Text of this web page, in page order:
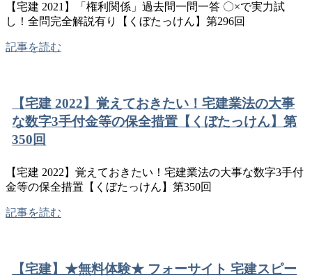
【宅建 2021】「権利関係」過去問一問一答 〇×で実力試
し！全問完全解説有り【くぼたっけん】第296回
記事を読む
【宅建 2022】覚えておきたい！宅建業法の大事
な数字3手付金等の保全措置【くぼたっけん】第
350回
【宅建 2022】覚えておきたい！宅建業法の大事な数字3手付
金等の保全措置【くぼたっけん】第350回
記事を読む
【宅建】★無料体験★ フォーサイト 宅建スピー